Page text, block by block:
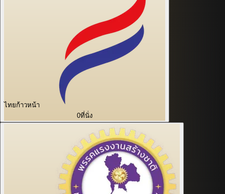
ไทยก้าวหน้า
0ที่นั่ง